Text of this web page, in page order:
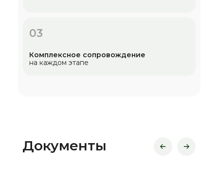
03
Комплексное сопровождение
на каждом этапе
Документы